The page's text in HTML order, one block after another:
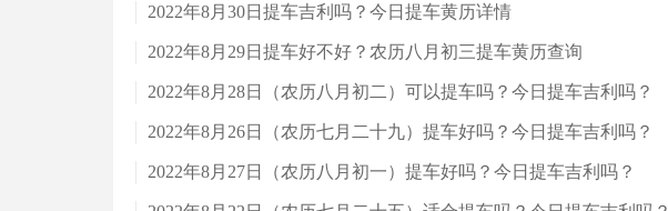
2022年8月30日提车吉利吗？今日提车黄历详情
2022年8月29日提车好不好？农历八月初三提车黄历查询
2022年8月28日（农历八月初二）可以提车吗？今日提车吉利吗？
2022年8月26日（农历七月二十九）提车好吗？今日提车吉利吗？
2022年8月27日（农历八月初一）提车好吗？今日提车吉利吗？